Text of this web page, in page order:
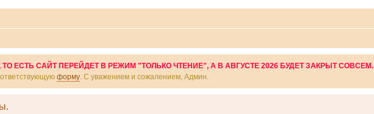
ЕСТЬ САЙТ ПЕРЕЙДЕТ В РЕЖИМ "ТОЛЬКО ЧТЕНИЕ", А В АВГУСТЕ 2026 БУДЕТ ЗАКРЫТ СОВСЕМ.
форму . С уважением и сожалением, Админ.